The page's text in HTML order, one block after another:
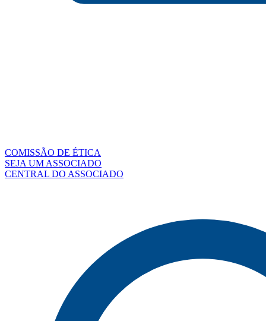
COMISSÃO DE ÉTICA
SEJA UM ASSOCIADO
CENTRAL DO ASSOCIADO